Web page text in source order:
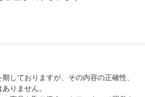
しておりますが、その内容の正確性、
りません。